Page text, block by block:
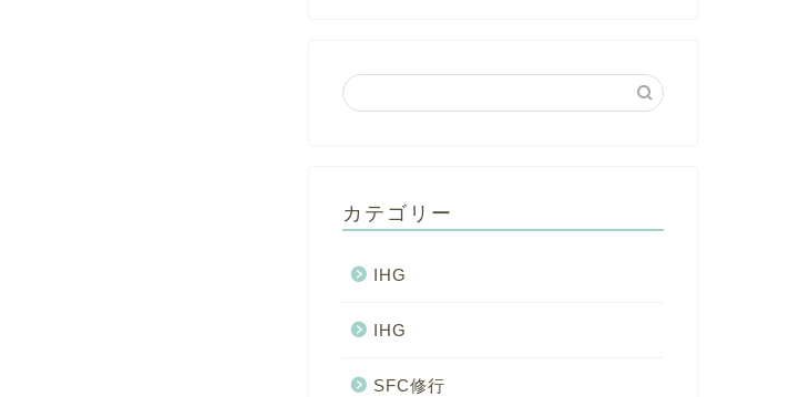
カテゴリー
IHG
IHG
SFC修行